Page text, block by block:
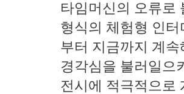
타임머신의 오류로
형식의 체험형 인
부터 지금까지 계
경각심을 불러일으
전시에 적극적으로